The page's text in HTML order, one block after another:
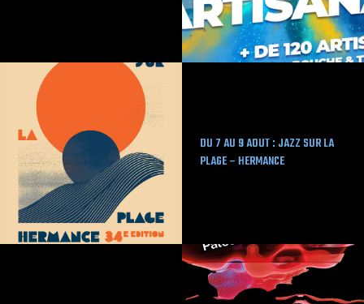
DU 7 AU 9 AOUT : JAZZ SUR LA
PLAGE – HERMANCE